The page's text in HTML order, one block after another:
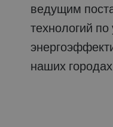
ведущим
технологий
наших